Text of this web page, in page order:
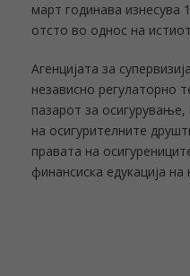
март годинава изнесува
отсто во однос на
Агенцијата за
независно регулаторно
пазарот за
на осигурителните
правата на
финансиска едукација на